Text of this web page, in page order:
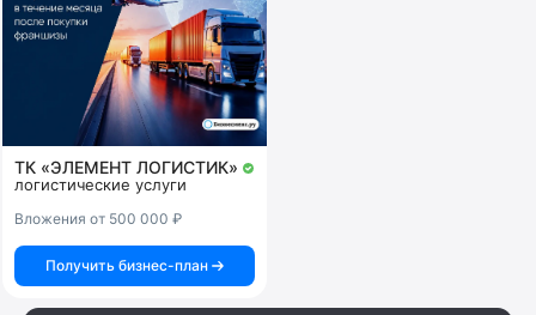
ТК «ЭЛЕМЕНТ ЛОГИСТИК»
логистические услуги
Вложения от 500 000 ₽
Получить бизнес-план